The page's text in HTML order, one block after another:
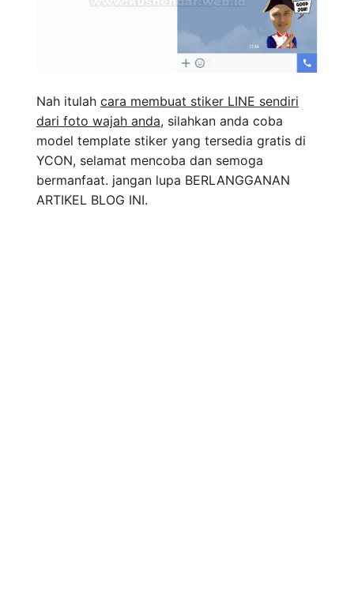
Nah itulah cara membuat stiker LINE sendiri
dari foto wajah anda, silahkan anda coba
model template stiker yang tersedia gratis di
YCON, selamat mencoba dan semoga
bermanfaat. jangan lupa BERLANGGANAN
ARTIKEL BLOG INI.